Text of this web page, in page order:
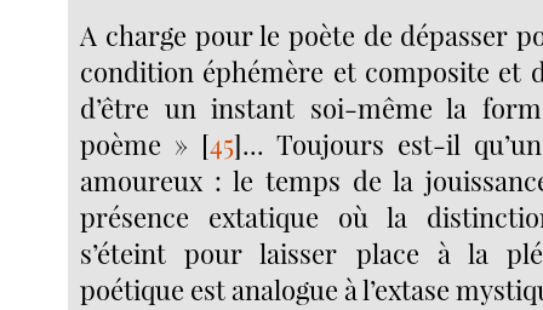
A charge pour le poète de dépasser
condition éphémère et composite et
d’être un instant soi-même la
poème » [45]... Toujours est-il
amoureux : le temps de la
présence extatique où la
s’éteint pour laisser place à la
poétique est analogue à l’extase